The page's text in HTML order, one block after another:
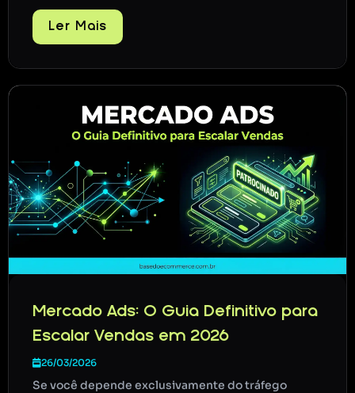
Ler Mais
Mercado Ads: O Guia Definitivo para
Escalar Vendas em 2026
26/03/2026
Se você depende exclusivamente do tráfego